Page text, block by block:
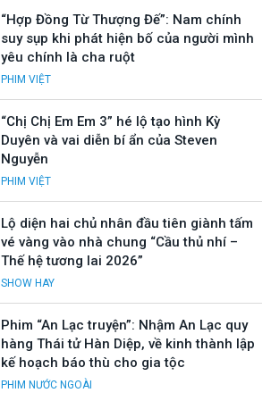
“Hợp Đồng Từ Thượng Đế”: Nam chính
suy sụp khi phát hiện bố của người mình
yêu chính là cha ruột
PHIM VIỆT
“Chị Chị Em Em 3” hé lộ tạo hình Kỳ
Duyên và vai diễn bí ẩn của Steven
Nguyễn
PHIM VIỆT
Lộ diện hai chủ nhân đầu tiên giành tấm
vé vàng vào nhà chung “Cầu thủ nhí –
Thế hệ tương lai 2026”
SHOW HAY
Phim “An Lạc truyện”: Nhậm An Lạc quy
hàng Thái tử Hàn Diệp, về kinh thành lập
kế hoạch báo thù cho gia tộc
PHIM NƯỚC NGOÀI